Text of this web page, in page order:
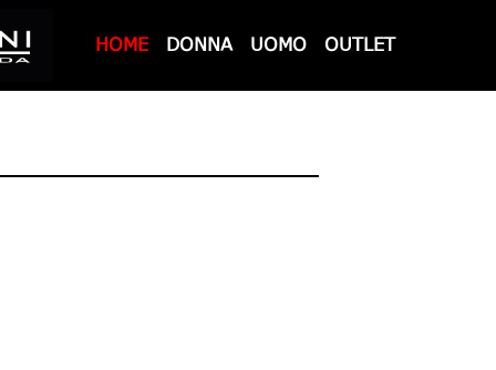
HOME DONNA UOMO OUTLET